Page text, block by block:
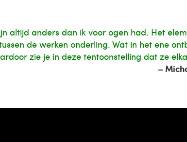
altijd anders dan ik voor ogen had. Het
de werken onderling. Wat in het ene
zie je in deze tentoonstelling dat ze
–